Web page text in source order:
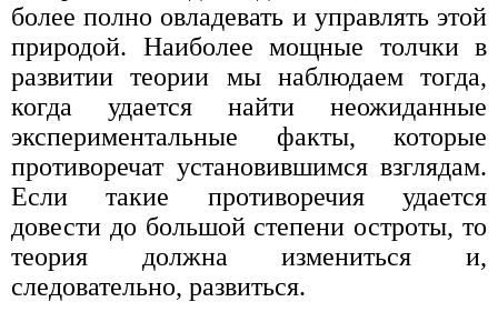
более полно овладевать и управлять этой
природой. Наиболее мощные толчки в
развитии теории мы наблюдаем тогда,
когда удается найти неожиданные
экспериментальные факты, которые
противоречат установившимся взглядам.
Если такие противоречия удается
довести до большой степени остроты, то
теория должна измениться и,
следовательно, развиться.